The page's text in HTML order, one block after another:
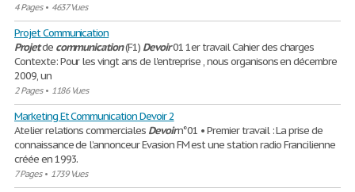
4 Pages• 4637 Vues
Projet Communication
Projetde communication(F1) Devoir01 1er travail Cahier des charges
Contexte: Pour les vingt ans de l'entreprise , nous organisons en décembre
2009, un
2 Pages• 1186 Vues
Marketing Et Communication Devoir 2
Atelier relations commerciales Devoirn°01 • Premier travail : La prise de
connaissance de l’annonceur Evasion FM est une station radio Francilienne
créée en 1993.
7 Pages• 1739 Vues